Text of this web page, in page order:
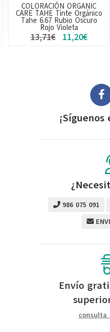
COLORACIÓN ORGANIC
CARE TAHE Tinte Orgánico
Tahe 6.67 Rubio Oscuro
Rojo Violeta
13,71€ 11,20€
986 075 091
Envío
consulta